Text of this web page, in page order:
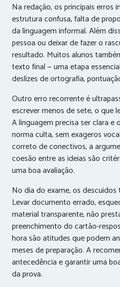
Na redação, os principais erros
estrutura confusa, falta de
da linguagem informal. Além
pessoa ou deixar de fazer o
resultado. Muitos alunos
texto final — uma etapa
deslizes de ortografia,
Outro erro recorrente é
escrever menos de sete, o que
A linguagem precisa ser clara e
norma culta, sem exageros
correto de conectivos, a
coesão entre as ideias são
uma boa avaliação.
No dia do exame, os
Levar documento errado,
material transparente, não
preenchimento do cartão-
hora são atitudes que podem
meses de preparação. A
antecedência e garantir uma
da prova.